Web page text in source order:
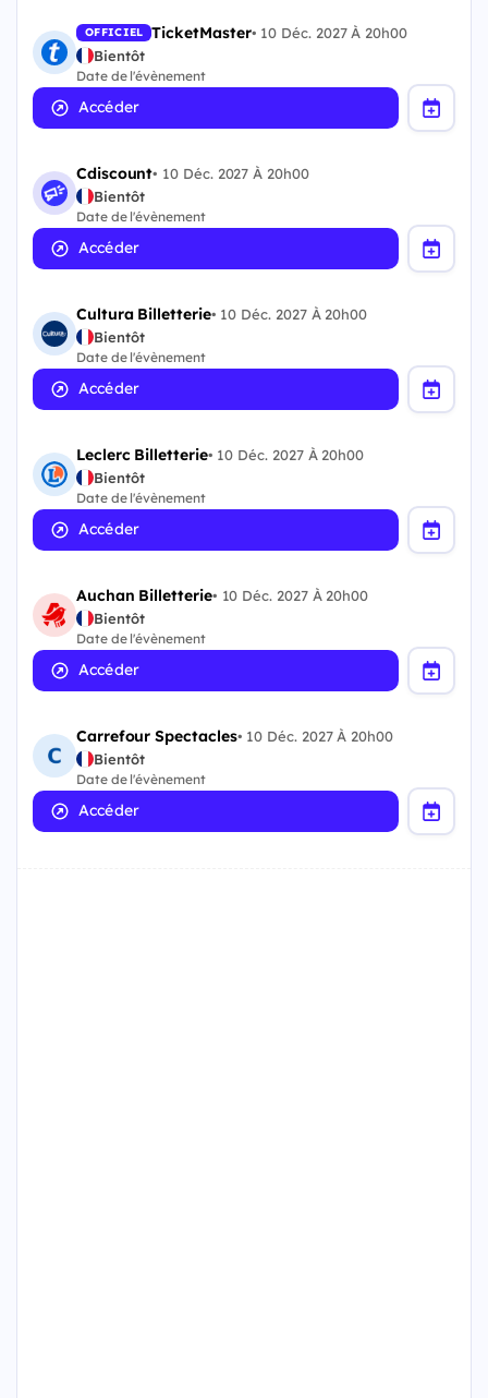
OFFICIEL TicketMaster• 10 Déc. 2027 À 20h00
Bientôt
Date de l'évènement
Accéder
Cdiscount• 10 Déc. 2027 À 20h00
Bientôt
Date de l'évènement
Accéder
Cultura Billetterie• 10 Déc. 2027 À 20h00
Bientôt
Date de l'évènement
Accéder
Leclerc Billetterie• 10 Déc. 2027 À 20h00
Bientôt
Date de l'évènement
Accéder
Auchan Billetterie• 10 Déc. 2027 À 20h00
Bientôt
Date de l'évènement
Accéder
Carrefour Spectacles• 10 Déc. 2027 À 20h00
Bientôt
Date de l'évènement
Accéder